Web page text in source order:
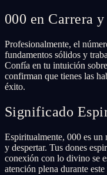
000 en Carrera
Profesionalmente, el
fundamentos sólidos y
Confía en tu intuición
confirman que tienes las
éxito.
Significado
Espiritualmente, 000 es un
y despertar. Tus dones
conexión con lo divino se
atención plena durante